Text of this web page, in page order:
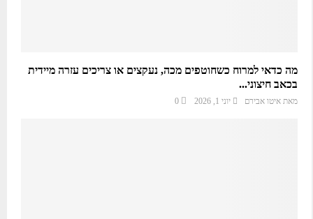
מה כדאי למרוח כשחוטפים מכה, נעקצים או צריכים עזרה מיידית
בכאב חיצוני...
מאת איטו אבירם יוני 1, 2026 0